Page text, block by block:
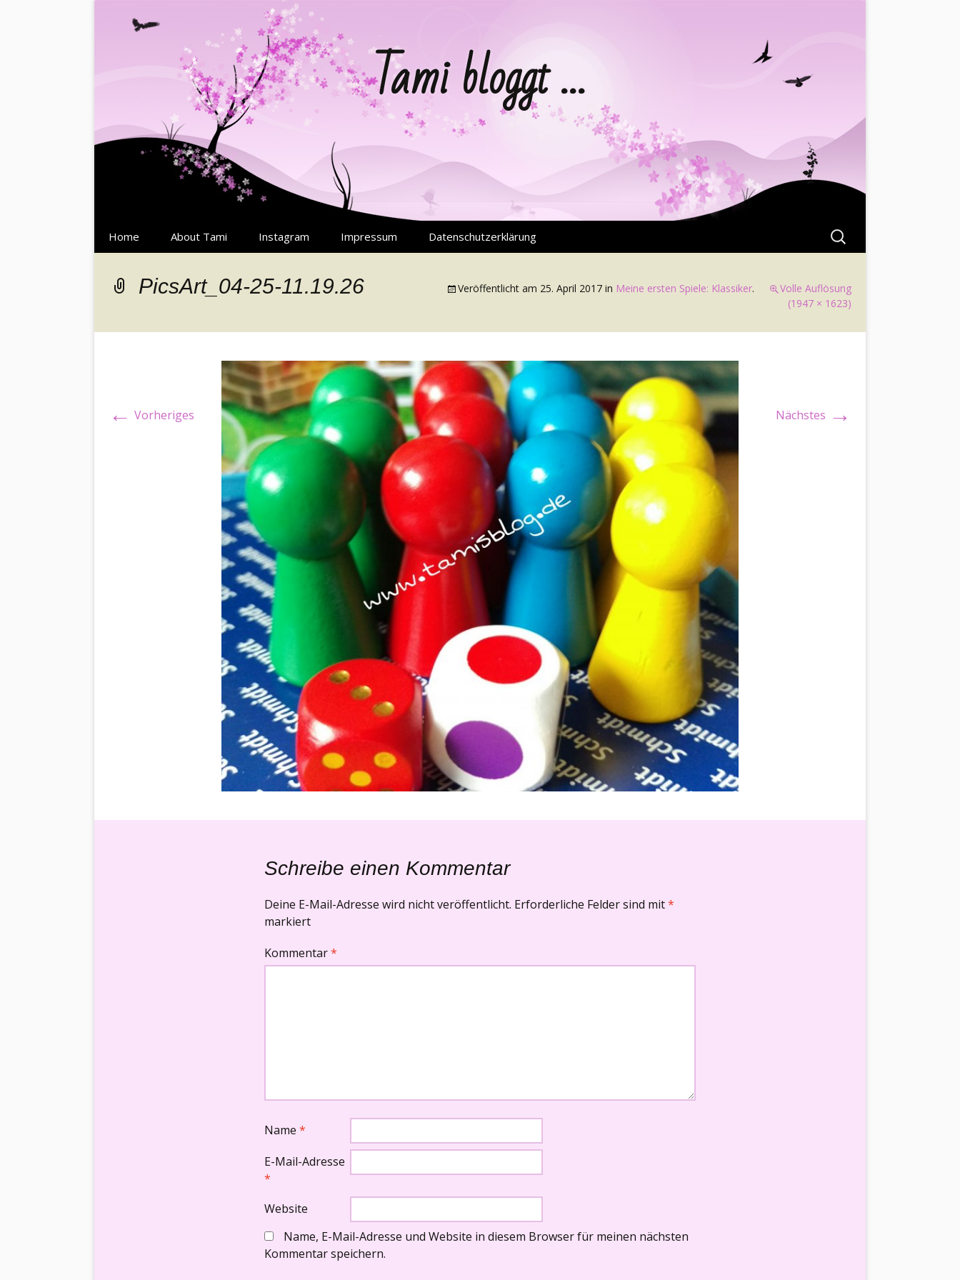
Tami bloggt …
zum
Home About Tami Instagram Impressum Datenschutzerklärung
Suchen
nach:
PicsArt_04-25-11.19.26 Veröffentlicht am 25. April 2017 in Meine ersten Spiele: Klassiker.
Volle Auflösung
(1947 × 1623)
← Vorheriges Nächstes →
Schreibe einen Kommentar
Deine E-Mail-Adresse wird nicht veröffentlicht. Erforderliche Felder sind mit*
markiert
Kommentar*
Name *
E-Mail-Adresse
*
Website
Name, E-Mail-Adresse und Website in diesem Browser für meinen nächsten
Kommentar speichern.